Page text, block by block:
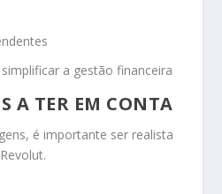
a gestão financeira
A TER EM CONTA
é importante ser realista